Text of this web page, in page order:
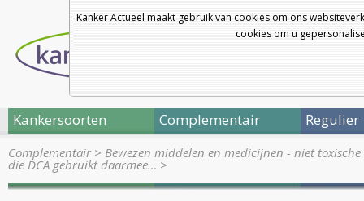
Kanker Actueel maakt gebruik van cookies om ons
cookies om u
Kankersoorten Complementair Regulier
Complementair> Bewezen middelen en medicijnen - niet
die DCA gebruikt daarmee… >